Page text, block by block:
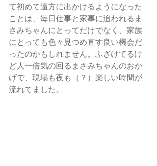
て初めて遠方に出かけるようになった
ことは、毎日仕事と家事に追われるま
さみちゃんにとってだけでなく、家族
にとっても色々見つめ直す良い機会だ
ったのかもしれません。ふざけてるけ
ど人一倍気の回るまさみちゃんのおか
げで、現場も夜も（？）楽しい時間が
流れてました。